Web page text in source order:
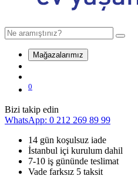
Mağazalarımız
0
Bizi takip edin
WhatsApp: 0 212 269 89 99
14 gün koşulsuz iade
İstanbul içi kurulum dahil
7-10 iş gününde teslimat
Vade farksız 5 taksit